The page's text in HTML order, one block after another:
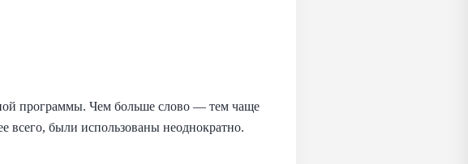
программы. Чем больше слово — тем чаще
всего, были использованы неоднократно.